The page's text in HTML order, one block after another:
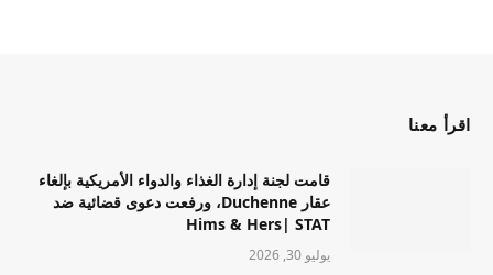
اقرأ معنا
قامت لجنة إدارة الغذاء والدواء الأمريكية بإلغاء
عقار Duchenne، ورفعت دعوى قضائية ضد
Hims & Hers| STAT
يوليو 30, 2026